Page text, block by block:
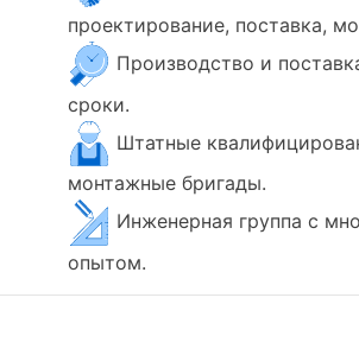
проектирование, поставка,
Производство и
сроки.
Штатные
монтажные бригады.
Инженерная группа с
опытом.